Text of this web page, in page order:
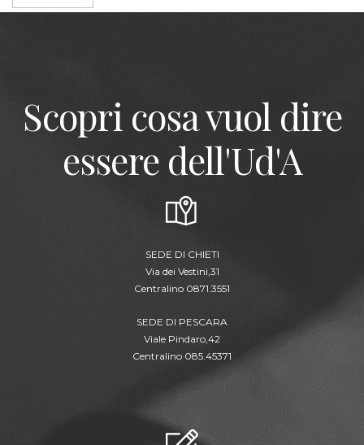
Scopri cosa vuol dire
essere dell'Ud'A
SEDE DI CHIETI
Via dei Vestini,31
Centralino 0871.3551
SEDE DI PESCARA
Viale Pindaro,42
Centralino 085.45371